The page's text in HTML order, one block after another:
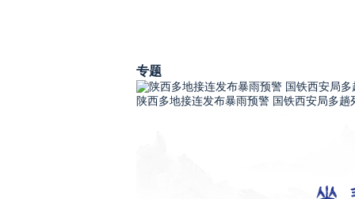
专题
陕西多地接连发布暴雨预警 国铁西安局多趟